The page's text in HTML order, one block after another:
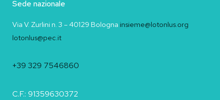
Sede nazionale
Via V. Zurlini n. 3 – 40129 Bologna insieme@lotonlus.org
lotonlus@pec.it
+39 329 7546860
C.F.: 91359630372